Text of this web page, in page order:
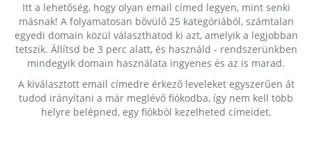
Itt a lehetőség, hogy olyan email címed legyen, mint senki
másnak! A folyamatosan bővülő 25 kategóriából, számtalan
egyedi domain közül választhatod ki azt, amelyik a legjobban
tetszik. Állítsd be 3 perc alatt, és használd - rendszerünkben
mindegyik domain használata ingyenes és az is marad.
A kiválasztott email címedre érkező leveleket egyszerűen át
tudod irányítani a már meglévő fiókodba, így nem kell több
helyre belépned, egy fiókból kezelheted címeidet.